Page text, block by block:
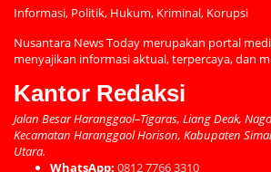
Informasi, Politik, Hukum, Kriminal, Korupsi
Nusantara News Today merupakan portal
menyajikan informasi aktual, terpercaya, dan
Kantor Redaksi
Jalan Besar Haranggaol–Tigaras, Liang Deak,
Kecamatan Haranggaol Horison, Kabupaten
Utara.
WhatsApp: 0812 7766 3310